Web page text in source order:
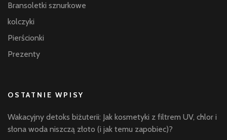
Bransoletki sznurkowe
kolczyki
Pierścionki
Prezenty
OSTATNIE WPISY
Wakacyjny detoks biżuterii: Jak kosmetyki z filtrem UV, chlor i
słona woda niszczą złoto (i jak temu zapobiec)?